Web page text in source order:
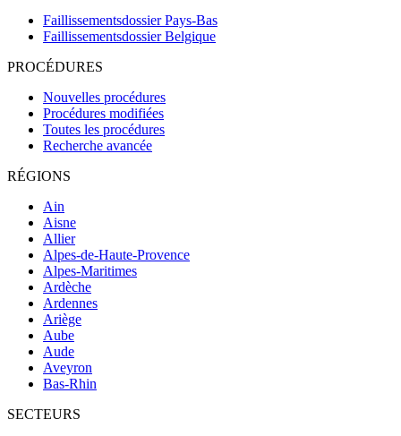
Faillissementsdossier Pays-Bas
Faillissementsdossier Belgique
PROCÉDURES
Nouvelles procédures
Procédures modifiées
Toutes les procédures
Recherche avancée
RÉGIONS
Ain
Aisne
Allier
Alpes-de-Haute-Provence
Alpes-Maritimes
Ardèche
Ardennes
Ariège
Aube
Aude
Aveyron
Bas-Rhin
SECTEURS